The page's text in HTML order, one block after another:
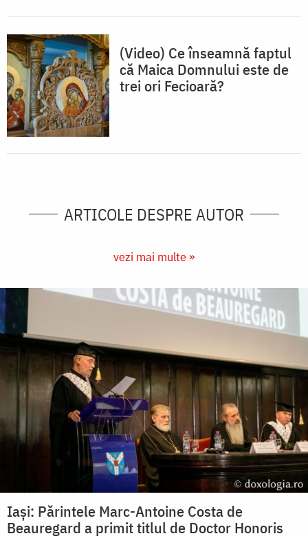
(Video) Ce înseamnă faptul
că Maica Domnului este de
trei ori Fecioară?
ARTICOLE DESPRE AUTOR
vezi mai multe »
Iași: Părintele Marc-Antoine Costa de
Beauregard a primit titlul de Doctor Honoris